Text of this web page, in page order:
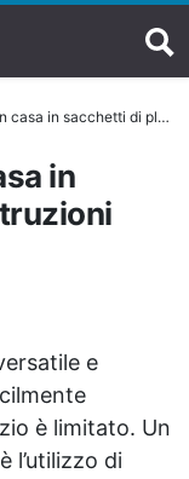
plastica: istruzioni semplici e salvaspazio
in
e
è limitato. Un
l’utilizzo di